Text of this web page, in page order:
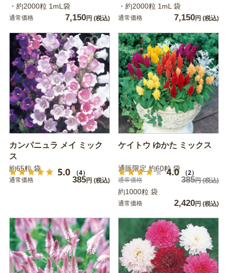
・約2000粒 1mL袋
通常価格 7,150円 (税込)
・約2000粒 1mL 袋
通常価格 7,150円 (税込)
カンパニュラ メイ ミック
ス
5.0 （4）
約65粒 袋
通常価格 385円 (税込)
ケイトウ ゆかた ミックス
4.0 （2）
通販限定 約60粒 袋
通常価格 385円(税込)
約1000粒 袋
通常価格 2,420円 (税込)